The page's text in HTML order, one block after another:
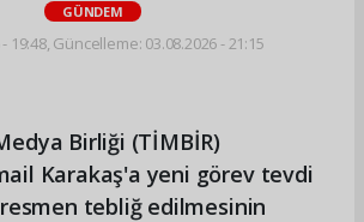
GÜNDEM
19:48, Güncelleme: 03.08.2026 - 21:15
Birliği (TİMBİR)
Karakaş'a yeni görev tevdi
tebliğ edilmesinin